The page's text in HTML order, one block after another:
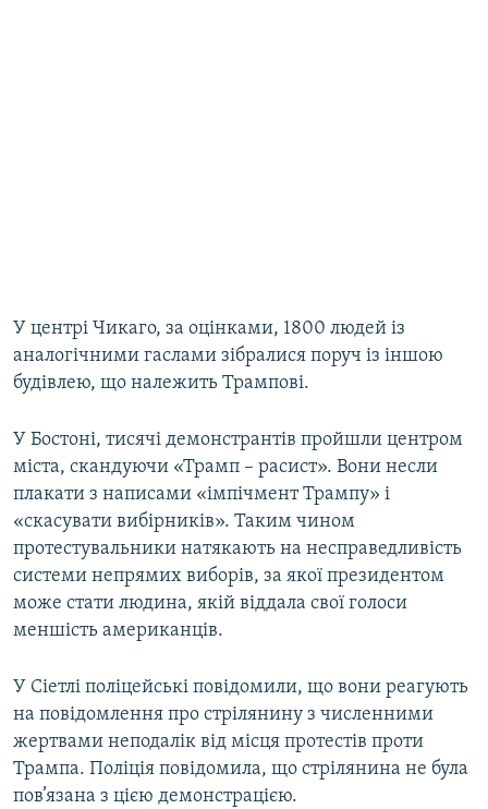
У центрі Чикаго, за оцінками, 1800 людей із
аналогічними гаслами зібралися поруч із іншою
будівлею, що належить Трампові.
У Бостоні, тисячі демонстрантів пройшли центром
міста, скандуючи «Трамп – расист». Вони несли
плакати з написами «імпічмент Трампу» і
«скасувати вибірників». Таким чином
протестувальники натякають на несправедливість
системи непрямих виборів, за якої президентом
може стати людина, якій віддала свої голоси
меншість американців.
У Сіетлі поліцейські повідомили, що вони реагують
на повідомлення про стрілянину з численними
жертвами неподалік від місця протестів проти
Трампа. Поліція повідомила, що стрілянина не була
пов’язана з цією демонстрацією.